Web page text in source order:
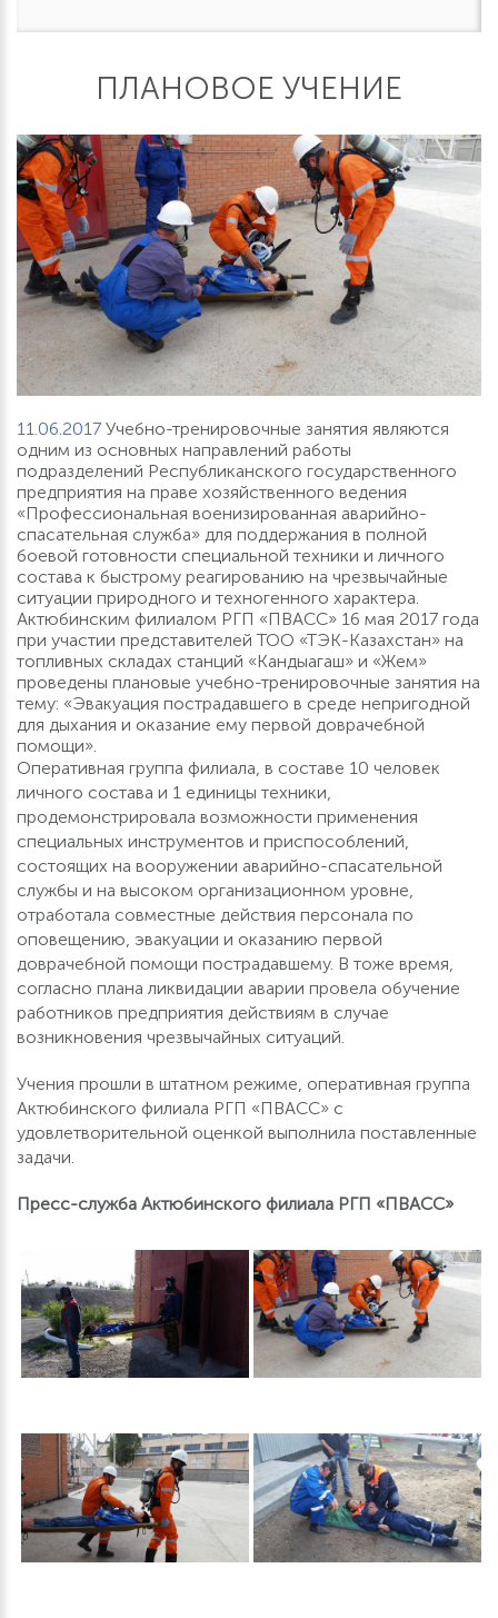
ПЛАНОВОЕ УЧЕНИЕ
11.06.2017 Учебно-тренировочные занятия являются
одним из основных направлений работы
подразделений Республиканского государственного
предприятия на праве хозяйственного ведения
«Профессиональная военизированная аварийно-
спасательная служба» для поддержания в полной
боевой готовности специальной техники и личного
состава к быстрому реагированию на чрезвычайные
ситуации природного и техногенного характера.
Актюбинским филиалом РГП «ПВАСС» 16 мая 2017 года
при участии представителей ТОО «ТЭК-Казахстан» на
топливных складах станций «Кандыагаш» и «Жем»
проведены плановые учебно-тренировочные занятия на
тему: «Эвакуация пострадавшего в среде непригодной
для дыхания и оказание ему первой доврачебной
помощи».
Оперативная группа филиала, в составе 10 человек
личного состава и 1 единицы техники,
продемонстрировала возможности применения
специальных инструментов и приспособлений,
состоящих на вооружении аварийно-спасательной
службы и на высоком организационном уровне,
отработала совместные действия персонала по
оповещению, эвакуации и оказанию первой
доврачебной помощи пострадавшему. В тоже время,
согласно плана ликвидации аварии провела обучение
работников предприятия действиям в случае
возникновения чрезвычайных ситуаций.
Учения прошли в штатном режиме, оперативная группа
Актюбинского филиала РГП «ПВАСС» с
удовлетворительной оценкой выполнила поставленные
задачи.
Пресс-служба Актюбинского филиала РГП «ПВАСС»